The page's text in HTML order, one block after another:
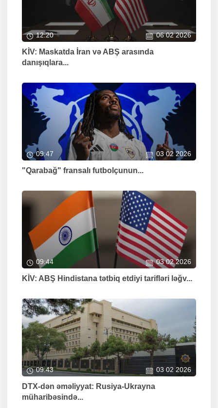
12:20 06 02 2026
KİV: Maskatda İran və ABŞ arasında
danışıqlara...
09:47 03 02 2026
"Qarabağ" fransalı futbolçunun...
09:44 03 02 2026
KİV: ABŞ Hindistana tətbiq etdiyi tarifləri ləğv...
09:43 03 02 2026
DTX-dən əməliyyat: Rusiya-Ukrayna
müharibəsində...